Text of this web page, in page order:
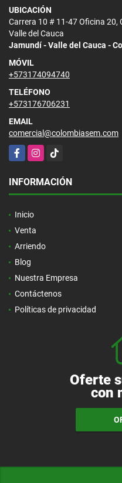
UBICACIÓN
Carrera 10 # 11-47 Oficina 20,
Valle del Cauca
Jamundí - Valle del Cauca -
MÓVIL
+573174094740
TELÉFONO
+573176706231
EMAIL
comercial@colombiasem.com
FacebookInstagram
TikTok
INFORMACIÓN
Inicio
Venta
Arriendo
Blog
Nuestra Empresa
Contáctenos
Políticas de privacidad
Oferte
con